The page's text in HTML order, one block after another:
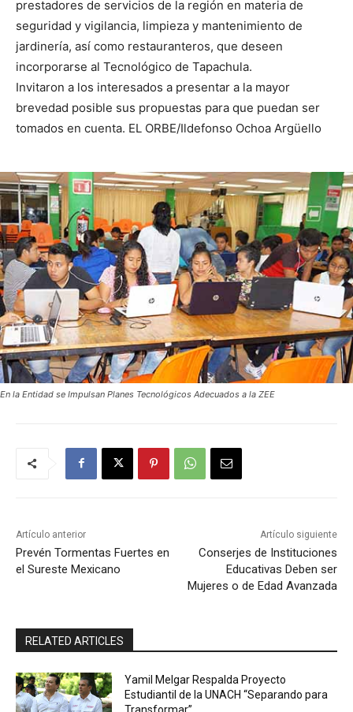
prestadores de servicios de la región en materia de
seguridad y vigilancia, limpieza y mantenimiento de
jardinería, así como restauranteros, que deseen
incorporarse al Tecnológico de Tapachula.
Invitaron a los interesados a presentar a la mayor
brevedad posible sus propuestas para que puedan ser
tomados en cuenta. EL ORBE/Ildefonso Ochoa Argüello
En la Entidad se Impulsan Planes Tecnológicos Adecuados a la ZEE
Artículo anterior
Prevén Tormentas Fuertes en
el Sureste Mexicano
Artículo siguiente
Conserjes de Instituciones
Educativas Deben ser
Mujeres o de Edad Avanzada
RELATED ARTICLES
Yamil Melgar Respalda Proyecto
Estudiantil de la UNACH “Separando para